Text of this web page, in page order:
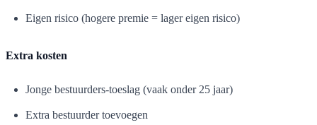
Eigen risico (hogere premie = lager eigen risico)
Extra kosten
Jonge bestuurders-toeslag (vaak onder 25 jaar)
Extra bestuurder toevoegen